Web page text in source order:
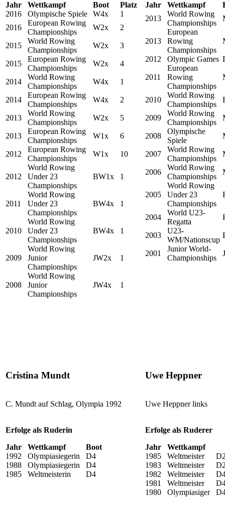
Jahr Wettkampf Boot
Platz
2016
Olympische Spiele W4x
1
2016
European Rowing
Championships
W2x 2
2015
World Rowing
Championships
W2x 3
2015
European Rowing
Championships
W2x 4
2014
World Rowing
Championships
W4x 1
2014
European Rowing
Championships
W4x 2
2013
World Rowing
Championships
W2x 5
2013
European Rowing
Championships
W1x 6
2012
European Rowing
Championships
W1x 10
2012
World Rowing
Under 23
Championships
BW1x 1
2011
World Rowing
Under 23
Championships
BW4x 1
2010
World Rowing
Under 23
Championships
BW4x 1
2009
World Rowing
Junior
Championships
JW2x 1
2008
World Rowing
Junior
Championships
JW4x 1
Jahr Wettkampf
2013
World Rowing
Championships
2013
European
Rowing
Championships
2012 Olympic Games
2011
European
Rowing
Championships
2010
World Rowing
Championships
2009
World Rowing
Championships
2008
Olympische
Spiele
2007
World Rowing
Championships
2006
World Rowing
Championships
2005
World Rowing
Under 23
Championships
2004
World U23-
Regatta
2003
U23-
WM/Nationscup
2001
Junior World-
Championships
Cristina Mundt
C. Mundt auf Schlag, Olympia 1992
Erfolge als Ruderin
Jahr Wettkampf
Boot
1992
Olympiasiegerin D4
1988
Olympiasiegerin
D4
1985
Weltmeisterin D4
Uwe Heppner
Uwe Heppner links
Erfolge als Ruderer
Jahr Wettkampf
1985
Weltmeister
1983
Weltmeister
1982
Weltmeister
1981
Weltmeister
1980
Olympiasiger